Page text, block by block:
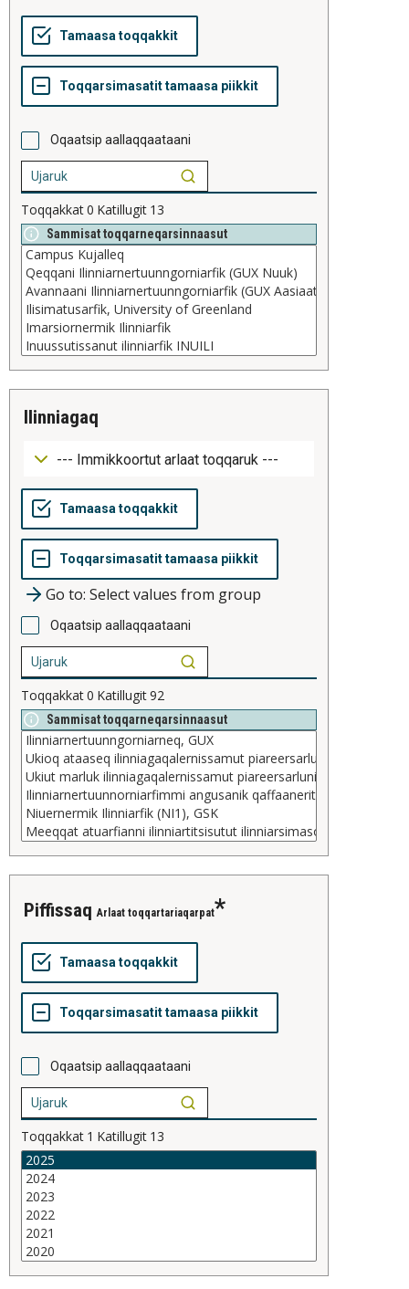
Oqaatsip aallaqqaataani
Toqqakkat0 Katillugit 13
Sammisat toqqarneqarsinnaasut
ilinniagaq
Go to: Select values from group
Oqaatsip aallaqqaataani
Toqqakkat0 Katillugit92
Sammisat toqqarneqarsinnaasut
piffissaq Arlaat toqqartariaqarpat
Oqaatsip aallaqqaataani
Toqqakkat 1 Katillugit 13